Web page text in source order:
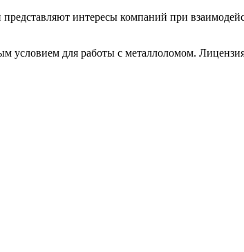
интересы компаний при
условием для работы с металлоломом.